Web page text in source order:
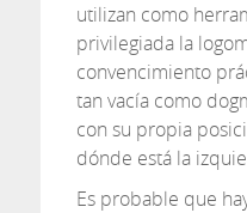
utilizan como
privilegiada la
convencimiento
tan vacía como
con su propia
dónde está la
Es probable que